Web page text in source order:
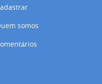
somos